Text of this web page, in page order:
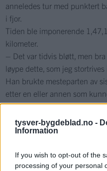
tysver-bygdeblad.no -
Information
If you wish to opt-out of the
processing of your personal
anneledes tur med punktert
i fjor.
Tiden ble imponerende
kilometer.
– Det var tidvis bløtt, men
løype dette, som jeg
Han brukte mesteparten av
etter en eller annen som
Bjørn Erik Fagerheim fra CH
Uoffisielt: Siv Bråten Hauge